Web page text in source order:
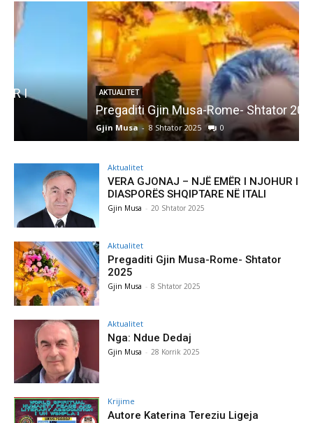
Pregaditi Gjin Musa-Rome- Shtator 2025
8 Shtator 2025 0
Aktualitet
VERA GJONAJ – NJË EMËR I NJOHUR I
DIASPORËS SHQIPTARE NË ITALI
Gjin Musa - 20 Shtator 2025
Aktualitet
Pregaditi Gjin Musa-Rome- Shtator
2025
Gjin Musa - 8 Shtator 2025
Aktualitet
Nga: Ndue Dedaj
Gjin Musa - 28 Korrik 2025
Krijime
Autore Katerina Tereziu Ligeja